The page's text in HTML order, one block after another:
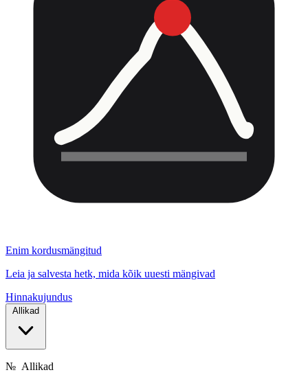
Enim kordusmängitud
Leia ja salvesta hetk, mida kõik uuesti mängivad
Hinnakujundus
Allikad
№ Allikad